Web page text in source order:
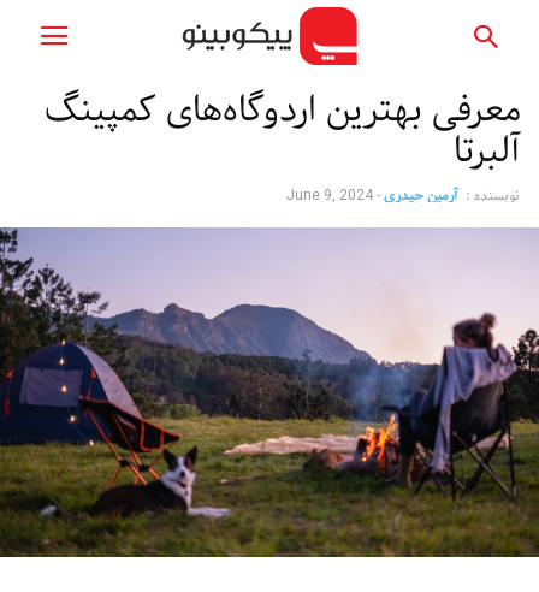
معرفی بهترین اردوگاه‌های کمپینگ
آلبرتا
نویسنده : آرمین حیدری-
June 9, 2024